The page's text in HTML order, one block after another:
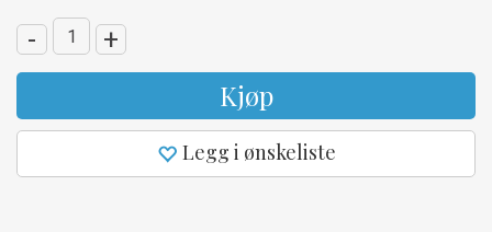
- +
Kjøp
Legg i ønskeliste